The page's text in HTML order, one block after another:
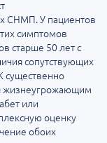
СНМП. У пациентов
симптомов
старше 50 лет с
сопутствующих
жизнеугрожающим
или
оценку
обоих